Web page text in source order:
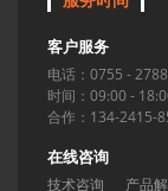
客户服务
电话：0755 -
时间：09:00 -
合作：134-2415-
在线咨询
技术咨询
产品